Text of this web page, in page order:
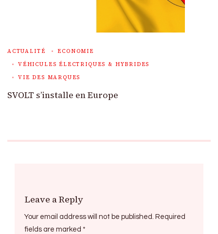
ACTUALITÉ
ECONOMIE
VÉHICULES ÉLECTRIQUES & HYBRIDES
VIE DES MARQUES
SVOLT s’installe en Europe
Leave a Reply
Your email address will not be published. Required
fields are marked *